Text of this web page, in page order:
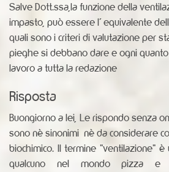
Salve Dott.ssa,la funzione della
impasto, può essere l' equivalente
quali sono i criteri di valutazione per
pieghe si debbano dare e ogni
lavoro a tutta la redazione
Risposta
Buongiorno a lei, Le rispondo senza
sono nè sinonimi nè da considerare
biochimico. Il termine "ventilazione"
qualcuno nel mondo pizza e